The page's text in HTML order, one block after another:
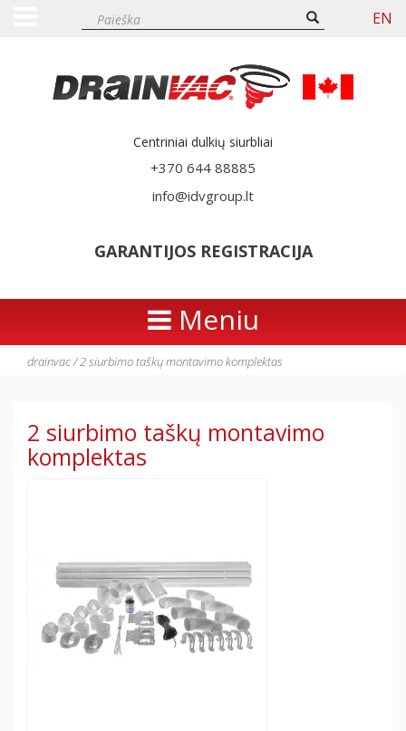
EN
Centriniai dulkių siurbliai
+370 644 88885
info@idvgroup.lt
GARANTIJOS REGISTRACIJA
Meniu
drainvac/2 siurbimo taškų montavimo komplektas
2 siurbimo taškų montavimo
komplektas